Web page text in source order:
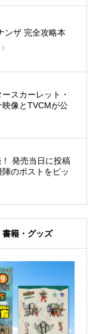
ンザ 完全攻略本
ースカーレット・
像とTVCMが公
発売当日に投稿
のポストをピッ
書籍・グッズ